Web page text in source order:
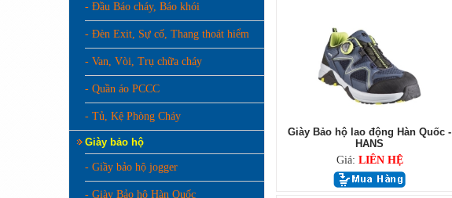
- Đầu Báo cháy, Báo khói
- Đèn Exit, Sự cố, Thang thoát hiểm
- Van, Vòi, Trụ chữa cháy
- Quần áo PCCC
- Tủ, Kệ Phòng Cháy
Giày bảo hộ
- Giầy bảo hộ jogger
- Giày Bảo hộ Hàn Quốc
Giày Bảo hộ lao động Hàn Quốc -
HANS
Giá: LIÊN HỆ